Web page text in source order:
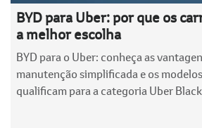
BYD para Uber: por que os
a melhor escolha
BYD para o Uber: conheça as
manutenção simplificada e os
qualificam para a categoria Uber